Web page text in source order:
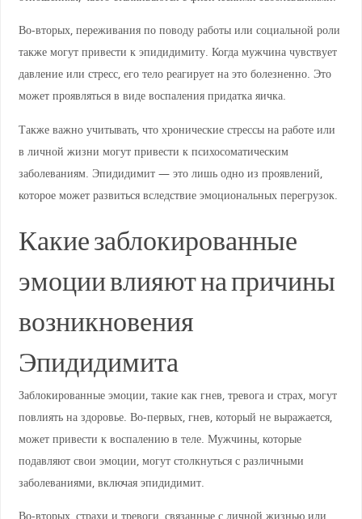
Во-вторых, переживания по поводу работы или социальной роли
также могут привести к эпидидимиту. Когда мужчина чувствует
давление или стресс, его тело реагирует на это болезненно. Это
может проявляться в виде воспаления придатка яичка.
Также важно учитывать, что хронические стрессы на работе или
в личной жизни могут привести к психосоматическим
заболеваниям. Эпидидимит — это лишь одно из проявлений,
которое может развиться вследствие эмоциональных перегрузок.
Какие заблокированные
эмоции влияют на причины
возникновения
Эпидидимита
Заблокированные эмоции, такие как гнев, тревога и страх, могут
повлиять на здоровье. Во-первых, гнев, который не выражается,
может привести к воспалению в теле. Мужчины, которые
подавляют свои эмоции, могут столкнуться с различными
заболеваниями, включая эпидидимит.
Во-вторых, страхи и тревоги, связанные с личной жизнью или